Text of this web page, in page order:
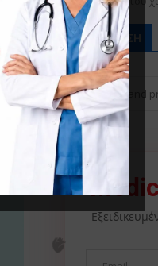
ΑΝΑΖΉΤΗΣΗ